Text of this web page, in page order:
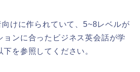
けに作られていて、5~8レベルが
ョンに合ったビジネス英会話が学
を参照してください。